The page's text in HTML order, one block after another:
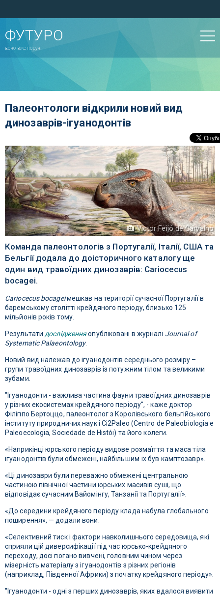
ФУТУРО
воно вже поруч!
Палеонтологи відкрили новий вид
динозаврів-ігуанодонтів
Victor Feijó de Carvalho
Команда палеонтологів з Португалії, Італії, США та
Бельгії додала до доісторичного каталогу ще
один вид травоїдних динозаврів: Cariocecus
bocagei.
Cariocecus bocageiмешкав на території сучасної Португалії в
баремському столітті крейдяного періоду, близько 125
мільйонів років тому.
Результатидослідженняопубліковані в журналі Journal of
Systematic Palaeontology.
Новий вид належав до ігуанодонтів середнього розміру –
групи травоїдних динозаврів із потужним тілом та великими
зубами.
"Ігуанодонти - важлива частина фауни травоїдних динозаврів
у різних екосистемах крейдяного періоду", - каже доктор
Філіппо Бертоццо, палеонтолог з Королівського бельгійського
інституту природничих наук і Ci2Paleo (Centro de Paleobiologia e
Paleoecologia, Sociedade de Histói) та його колеги.
«Наприкінці юрського періоду видове розмаїття та маса тіла
ігуанодонтів були обмежені, найбільшим їх був камптозавр».
«Ці динозаври були переважно обмежені центральною
частиною північної частини юрських масивів суші, що
відповідає сучасним Вайомінгу, Танзанії та Португалії».
«До середини крейдяного періоду клада набула глобального
поширення», — додали вони.
«Селективний тиск і фактори навколишнього середовища, які
сприяли цій диверсифікації під час юрсько-крейдяного
переходу, досі погано вивчені, головним чином через
мізерність матеріалу з ігуанодонтів з різних регіонів
(наприклад, Південної Африки) з початку крейдяного періоду».
"Ігуанодонти - одні з перших динозаврів, яких вдалося виявити